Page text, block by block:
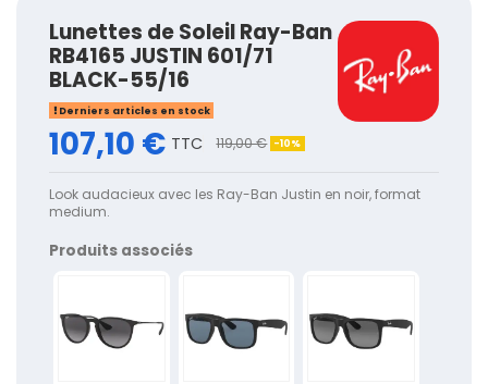
Lunettes de Soleil Ray-Ban
RB4165 JUSTIN 601/71
BLACK-55/16
Derniers articles en stock
107,10 € TTC 119,00 € -10%
Look audacieux avec les Ray-Ban Justin en noir, format
medium.
Produits associés